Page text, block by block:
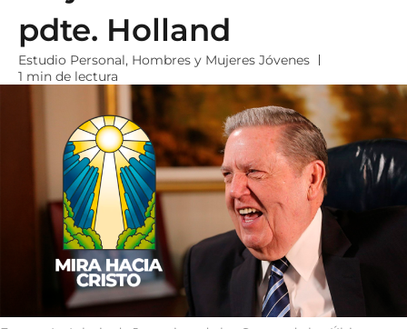
pdte. Holland
Estudio Personal, Hombres y Mujeres Jóvenes
1 min de lectura